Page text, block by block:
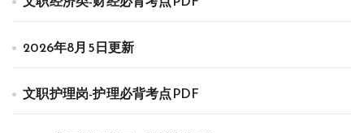
2026年8月5日更新
文职护理岗-护理必背考点PDF